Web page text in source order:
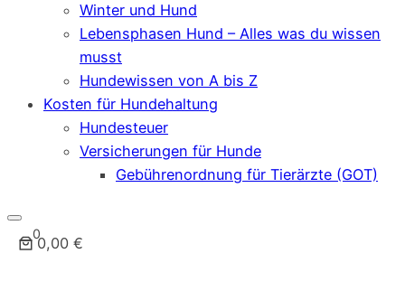
Winter und Hund
Lebensphasen Hund – Alles was du wissen
musst
Hundewissen von A bis Z
Kosten für Hundehaltung
Hundesteuer
Versicherungen für Hunde
Gebührenordnung für Tierärzte (GOT)
0
0,00 €